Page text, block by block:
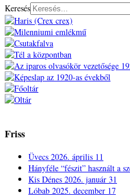
Keresés
Friss
Üvecs 2026. április 11
Hányféle “fészit” használt a
Kis Dénes 2026. január 31
Lóbab 2025. december 17